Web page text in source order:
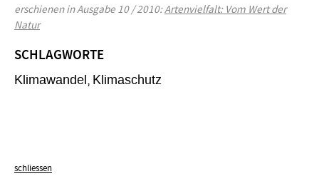
erschienen in Ausgabe 10 / 2010:Artenvielfalt: Vom Wert der
Natur
SCHLAGWORTE
Klimawandel Klimaschutz
schliessen